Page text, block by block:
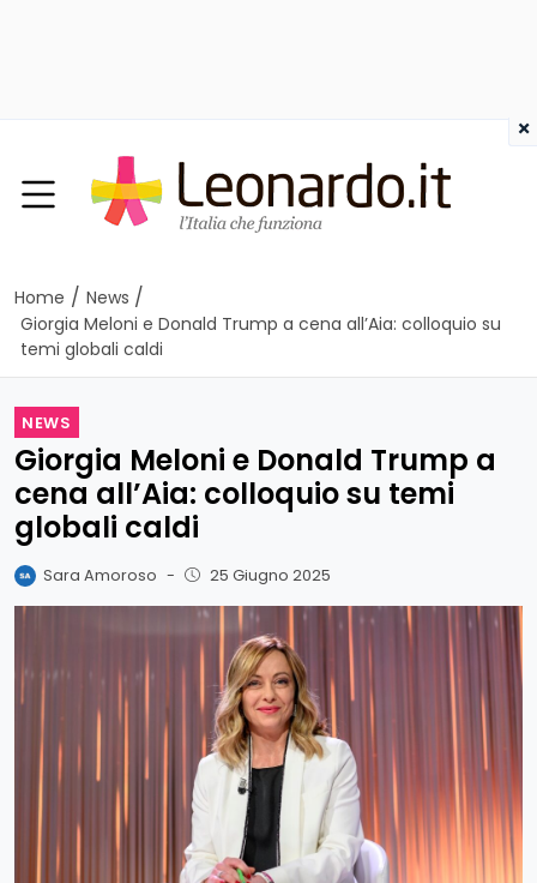
Home / News /
Giorgia Meloni e Donald Trump a cena all’Aia: colloquio su
temi globali caldi
NEWS
Giorgia Meloni e Donald Trump a
cena all’Aia: colloquio su temi
globali caldi
Sara Amoroso - 25 Giugno 2025
×